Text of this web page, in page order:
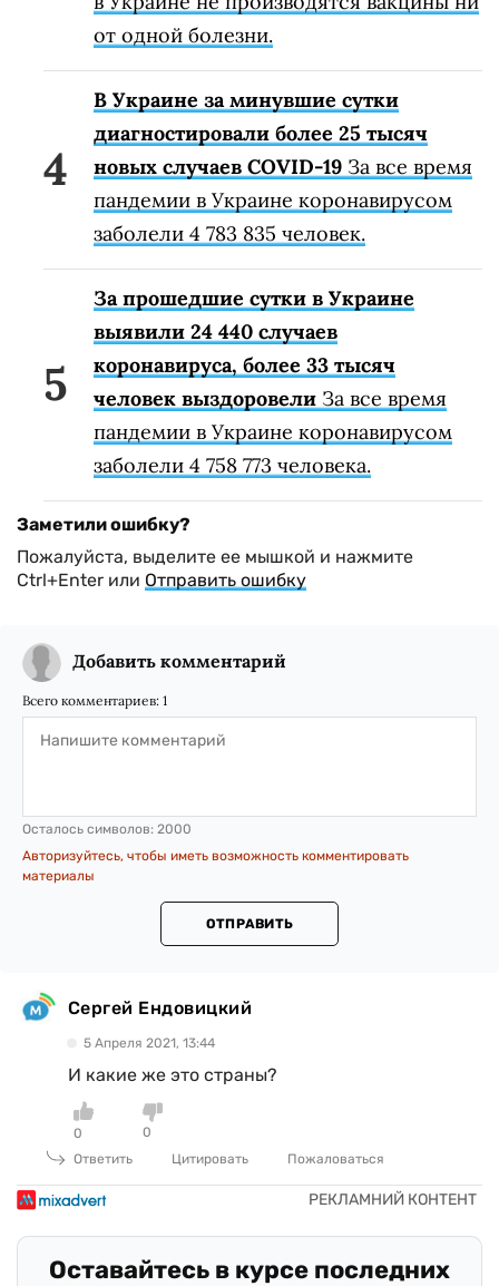
от одной болезни.
В Украине за минувшие сутки
диагностировали более 25 тысяч
новых случаев COVID-19 За все время
пандемии в Украине коронавирусом
заболели 4 783 835 человек.
За прошедшие сутки в Украине
выявили 24 440 случаев
коронавируса, более 33 тысяч
человек выздоровели За все время
пандемии в Украине коронавирусом
заболели 4 758 773 человека.
Заметили ошибку?
Пожалуйста, выделите ее мышкой и нажмите
Ctrl+Enter или Отправить ошибку
Добавить комментарий
Всего комментариев: 1
Осталось символов: 2000
Авторизуйтесь, чтобы иметь возможность комментировать
материалы
ОТПРАВИТЬ
Сергей Ендовицкий
5 Апреля 2021, 13:44
И какие же это страны?
0
0
Ответить
Цитировать Пожаловаться
Оставайтесь в курсе последних